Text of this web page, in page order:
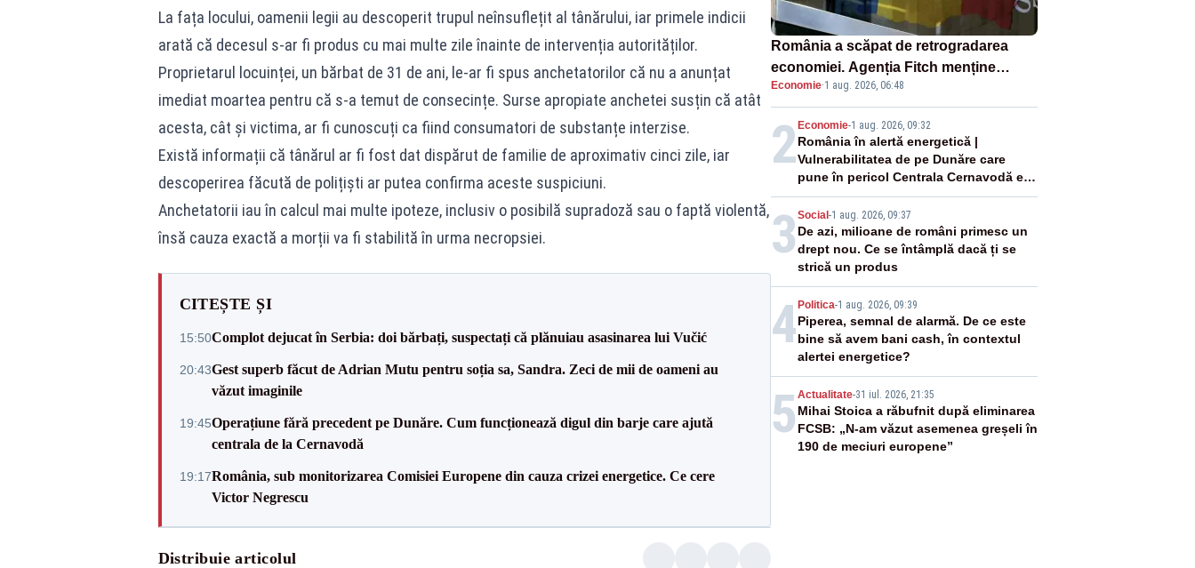
La fața locului, oamenii legii au descoperit trupul neînsuflețit al tânărului, iar primele indicii
arată că decesul s-ar fi produs cu mai multe zile înainte de intervenția autorităților.
Proprietarul locuinței, un bărbat de 31 de ani, le-ar fi spus anchetatorilor că nu a anunțat
imediat moartea pentru că s-a temut de consecințe. Surse apropiate anchetei susțin că atât
acesta, cât și victima, ar fi cunoscuți ca fiind consumatori de substanțe interzise.
Există informații că tânărul ar fi fost dat dispărut de familie de aproximativ cinci zile, iar
descoperirea făcută de polițiști ar putea confirma aceste suspiciuni.
Anchetatorii iau în calcul mai multe ipoteze, inclusiv o posibilă supradoză sau o faptă violentă,
însă cauza exactă a morții va fi stabilită în urma necropsiei.
CITEȘTE ȘI
15:50Complot dejucat în Serbia: doi bărbați, suspectați că plănuiau asasinarea lui Vučić
20:43Gest superb făcut de Adrian Mutu pentru soția sa, Sandra. Zeci de mii de oameni au
văzut imaginile
19:45Operațiune fără precedent pe Dunăre. Cum funcționează digul din barje care ajută
centrala de la Cernavodă
19:17România, sub monitorizarea Comisiei Europene din cauza crizei energetice. Ce cere
Victor Negrescu
Distribuie articolul
România a scăpat de retrogradarea
economiei. Agenția Fitch menține
ratingul „BBB-” cu perspectivă
negativă
Economie·1 aug. 2026, 06:48
2Economie-1 aug. 2026, 09:32
România în alertă energetică |
Vulnerabilitatea de pe Dunăre care
pune în pericol Centrala Cernavodă era
cunoscută de pe vremea lui Ceaușescu
3 Social-1 aug. 2026, 09:37
De azi, milioane de români primesc un
drept nou. Ce se întâmplă dacă ți se
strică un produs
4Politica-1 aug. 2026, 09:39
Piperea, semnal de alarmă. De ce este
bine să avem bani cash, în contextul
alertei energetice?
5 Actualitate-31 iul. 2026, 21:35
Mihai Stoica a răbufnit după eliminarea
FCSB: „N-am văzut asemenea greșeli în
190 de meciuri europene”